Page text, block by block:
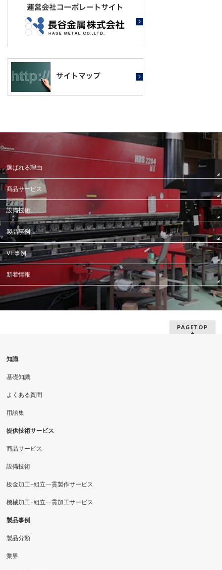
選ばれる理由
商品サービス
設備技術
製品事例
VE事例
新着情報
PAGETOP
知識
基礎知識
よくある質問
用語集
提供技術サービス
商品サービス
設備技術
板金加工+組立一貫製作サービス
機械加工+組立一貫加工サービス
製品事例
製品分類
業界